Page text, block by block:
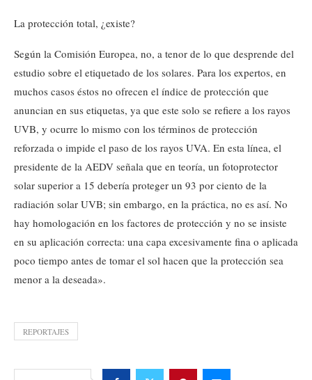
La protección total, ¿existe?
Según la Comisión Europea, no, a tenor de lo que desprende del
estudio sobre el etiquetado de los solares. Para los expertos, en
muchos casos éstos no ofrecen el índice de protección que
anuncian en sus etiquetas, ya que este solo se refiere a los rayos
UVB, y ocurre lo mismo con los términos de protección
reforzada o impide el paso de los rayos UVA. En esta línea, el
presidente de la AEDV señala que en teoría, un fotoprotector
solar superior a 15 debería proteger un 93 por ciento de la
radiación solar UVB; sin embargo, en la práctica, no es así. No
hay homologación en los factores de protección y no se insiste
en su aplicación correcta: una capa excesivamente fina o aplicada
poco tiempo antes de tomar el sol hacen que la protección sea
menor a la deseada».
REPORTAJES